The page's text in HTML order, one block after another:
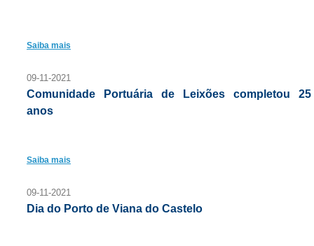
Saiba mais
09-11-2021
Comunidade Portuária de Leixões completou 25
anos
Saiba mais
09-11-2021
Dia do Porto de Viana do Castelo